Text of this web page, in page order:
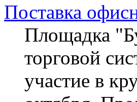
Поставка
Площадка
торговой
участие в